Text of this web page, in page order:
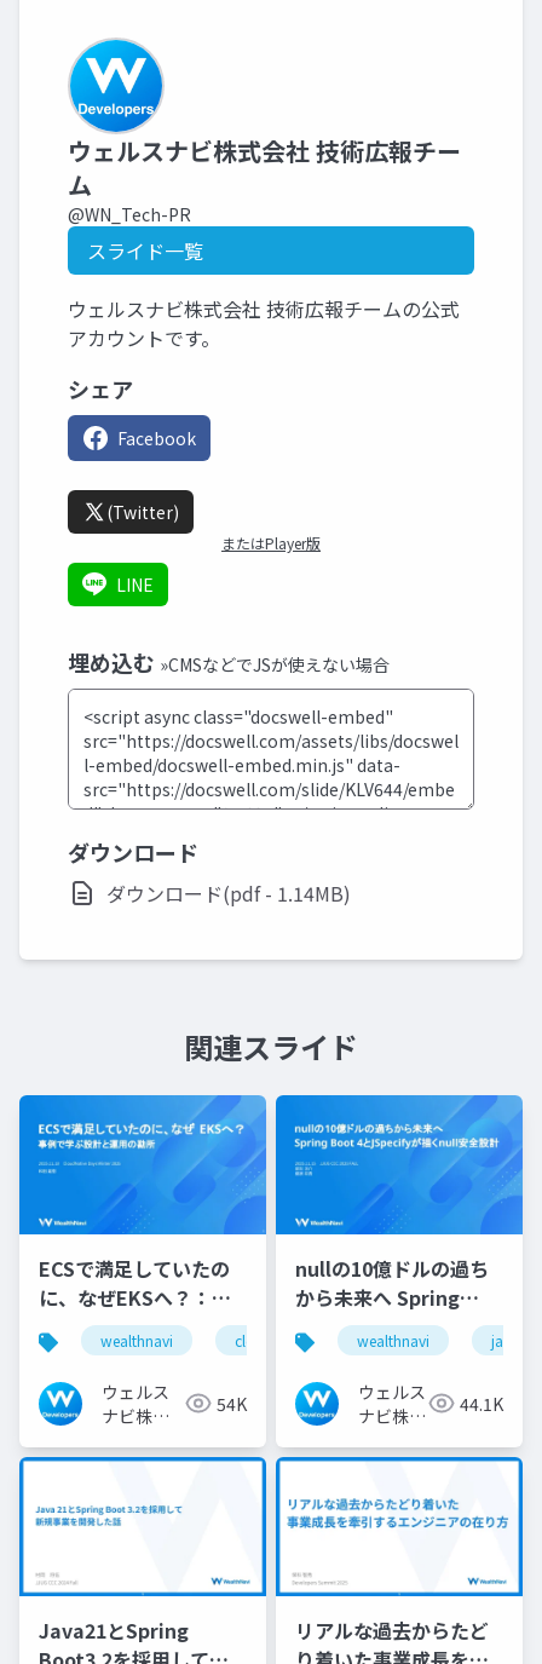
ウェルスナビ株式会社 技術広報チー
ム
@WN_Tech-PR
スライド一覧
ウェルスナビ株式会社 技術広報チームの公式
アカウントです。
シェア
Facebook
(Twitter)
またはPlayer版
LINE
埋め込む »CMSなどでJSが使えない場合
ダウンロード
ダウンロード(pdf - 1.14MB)
関連スライド
ECSで満足していたの
に、なぜEKSへ？：事
例で学ぶ設計と運用の
勘所
wealthnavi cloudnativedays eks ecs
ウェルス
ナビ株式
広報チー
54K
nullの10億ドルの過ち
から未来へ Spring
Boot 4とJSpecifyが描
くnull安全設計
wealthnavi java
ウェルス
ナビ株式
術広報チ
44.1K
Java21とSpring
リアルな過去からたど